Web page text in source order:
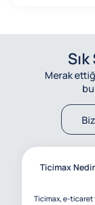
Merak
Ticimax
Ticimax, e-ticaret